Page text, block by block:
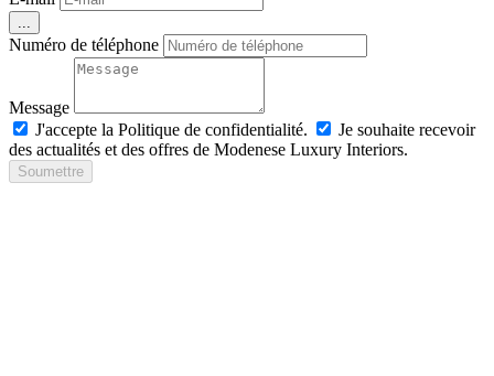
Numéro de téléphone
Message
J'accepte la Politique de confidentialité.
Je souhaite recevoir
des actualités et des offres de Modenese Luxury Interiors.
Soumettre